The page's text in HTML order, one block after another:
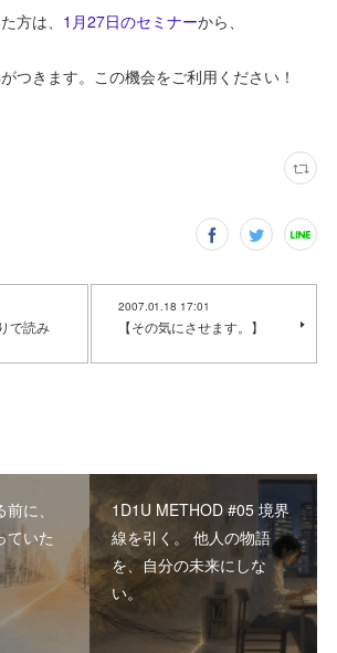
方は、 1月27日のセミナーから、
つきます。この機会をご利用ください！
で読み
2007.01.18 17:01
【その気にさせます。】
に、
ていた
1D1U METHOD #05 境界
線を引く。 他人の物語
を、自分の未来にしな
い。